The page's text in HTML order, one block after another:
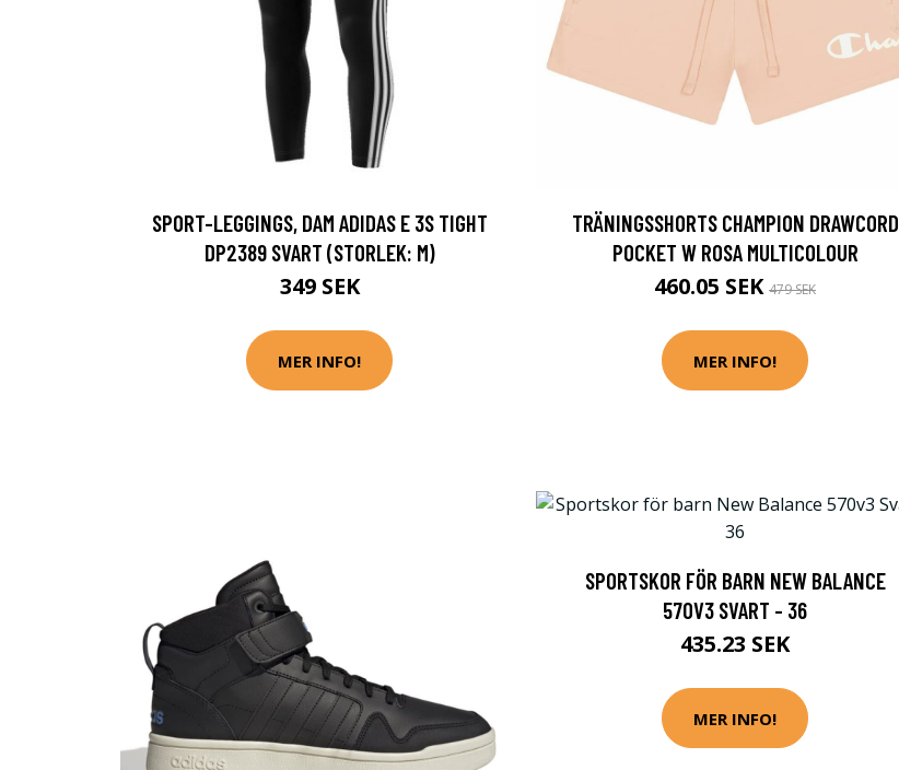
SPORT-LEGGINGS, DAM ADIDAS E 3S TIGHT
DP2389 SVART (STORLEK: M)
349 SEK
MER INFO!
TRÄNINGSSHORTS CHAMPION DRAWCORD
POCKET W ROSA MULTICOLOUR
460.05 SEK 479 SEK
MER INFO!
SPORTSKOR FÖR BARN NEW BALANCE
570V3 SVART - 36
435.23 SEK
MER INFO!